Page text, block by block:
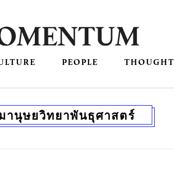
PEOPLE THOUGHT
านุษยวิทยาพันธุศาสตร์